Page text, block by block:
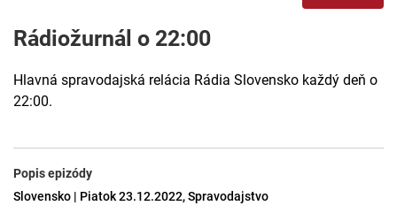
Rádiožurnál o 22:00
Hlavná spravodajská relácia Rádia Slovensko každý deň o
22:00.
Popis epizódy
Slovensko | Piatok 23.12.2022, Spravodajstvo